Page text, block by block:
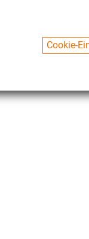
Cookie-